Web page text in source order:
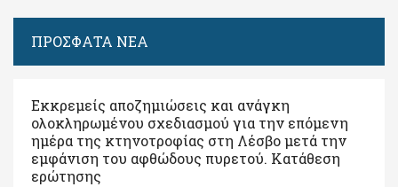
ΠΡΟΣΦΑΤΑ ΝΕΑ
Εκκρεμείς αποζημιώσεις και ανάγκη
ολοκληρωμένου σχεδιασμού για την επόμενη
ημέρα της κτηνοτροφίας στη Λέσβο μετά την
εμφάνιση του αφθώδους πυρετού. Kατάθεση
ερώτησης